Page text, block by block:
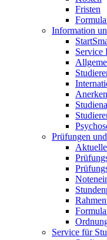
Fristen
Information
Service
Prüfungen
Service für